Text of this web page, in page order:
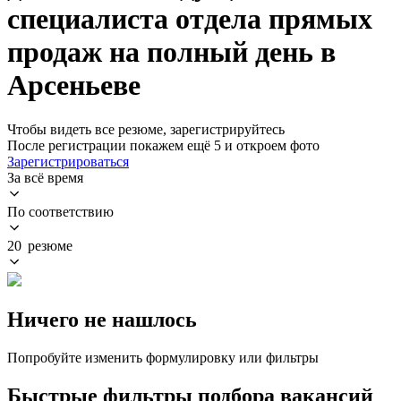
специалиста отдела прямых
продаж на полный день в
Арсеньеве
Чтобы видеть все резюме, зарегистрируйтесь
После регистрации покажем ещё 5 и откроем фото
Зарегистрироваться
За всё время
По соответствию
20 резюме
Ничего не нашлось
Попробуйте изменить формулировку или фильтры
Быстрые фильтры подбора вакансий